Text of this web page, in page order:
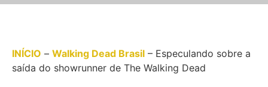
INÍCIO – Walking Dead Brasil – Especulando sobre a
saída do showrunner de The Walking Dead